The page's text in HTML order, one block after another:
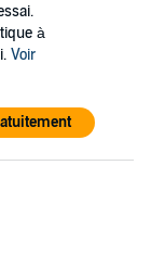
à
Voir